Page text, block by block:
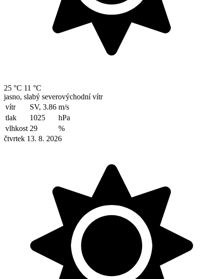
25 °C 11 °C
jasno, slabý severovýchodní vítr
vítr
SV, 3.86 m/s
tlak
1025
hPa
vlhkost 29
%
čtvrtek 13. 8. 2026